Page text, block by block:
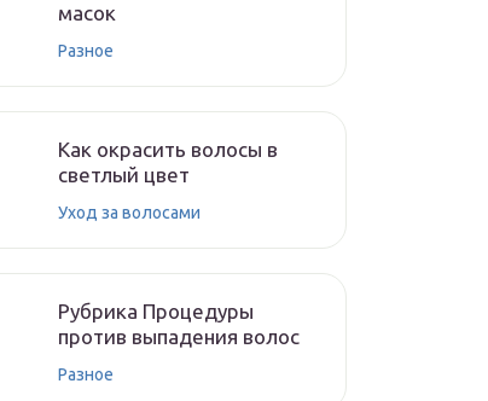
масок
Разное
Как окрасить волосы в
светлый цвет
Уход за волосами
Рубрика Процедуры
против выпадения волос
Разное